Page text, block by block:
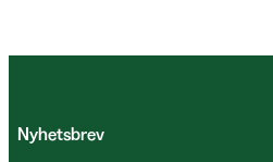
Nyhetsbrev